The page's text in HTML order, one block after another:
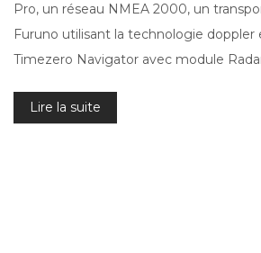
Pro, un réseau NMEA 2000, un
Furuno utilisant la technologie doppler
Timezero Navigator avec module
Lire la suite